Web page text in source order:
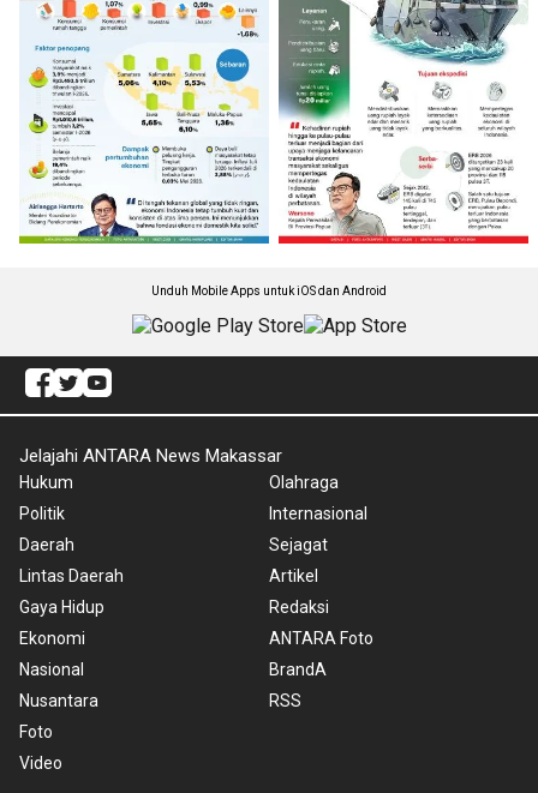
Unduh Mobile Apps untuk iOS dan Android
Jelajahi ANTARA News Makassar
Hukum
Politik
Daerah
Lintas Daerah
Gaya Hidup
Ekonomi
Nasional
Nusantara
Foto
Video
Olahraga
Internasional
Sejagat
Artikel
Redaksi
ANTARA Foto
BrandA
RSS